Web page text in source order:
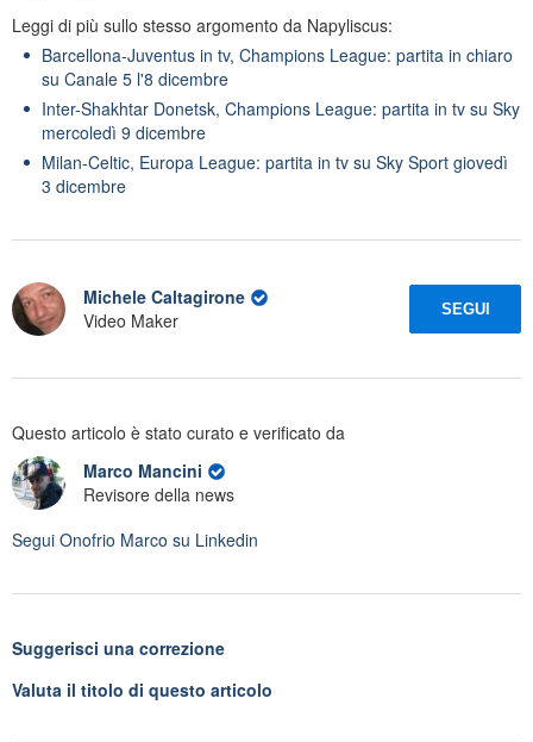
Leggi di più sullo stesso argomento da Napyliscus:
Barcellona-Juventus in tv, Champions League: partita in chiaro
su Canale 5 l'8 dicembre
Inter-Shakhtar Donetsk, Champions League: partita in tv su Sky
mercoledì 9 dicembre
Milan-Celtic, Europa League: partita in tv su Sky Sport giovedì
3 dicembre
Michele Caltagirone
Video Maker
SEGUI
Questo articolo è stato curato e verificato da
Marco Mancini
Revisore della news
Segui Onofrio Marco su Linkedin
Suggerisci una correzione
Valuta il titolo di questo articolo